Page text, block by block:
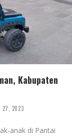
Kabupaten
27, 2023
anak di Pantai